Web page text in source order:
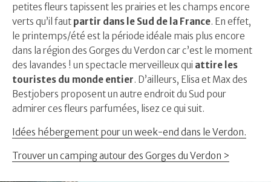
petites fleurs tapissent les prairies et les champs encore
verts qu’il faut partir dans le Sud de la France. En effet,
le printemps/été est la période idéale mais plus encore
dans la région des Gorges du Verdon car c’est le moment
des lavandes ! un spectacle merveilleux qui attire les
touristes du monde entier. D’ailleurs, Elisa et Max des
Bestjobers proposent un autre endroit du Sud pour
admirer ces fleurs parfumées, lisez ce qui suit.
Idées hébergement pour un week-end dans le Verdon.
Trouver un camping autour des Gorges du Verdon >